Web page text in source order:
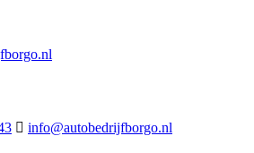
info@autobedrijfborgo.nl